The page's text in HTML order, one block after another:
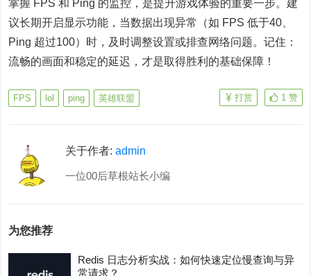
掌握 FPS 和 Ping 的监控，是提升游戏体验的重要一步。建
议长期开启显示功能，当数据出现异常（如 FPS 低于40、
Ping 超过100）时，及时调整设置或排查网络问题。记住：
流畅的画面和稳定的延迟，才是取得胜利的基础保障！
FPS lol ping 英雄联盟 1 赞
打赏
关于作者:admin
一位00后草根站长小编
为您推荐
Redis 日志分析实战：如何快速定位慢查询与异
常请求？